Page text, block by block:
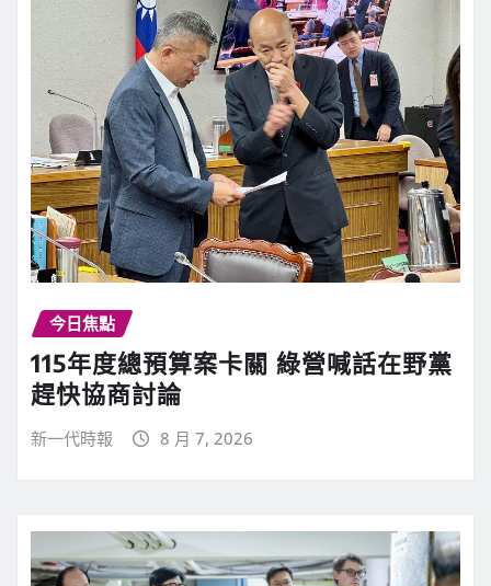
今日焦點
115年度總預算案卡關 綠營喊話在野黨
趕快協商討論
新一代時報 8 月 7, 2026